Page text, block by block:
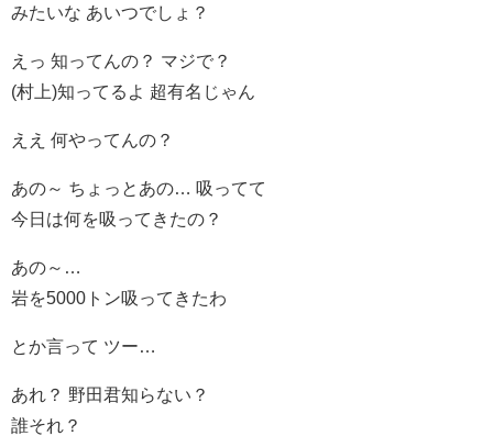
みたいな あいつでしょ？
えっ 知ってんの？ マジで？
(村上)知ってるよ 超有名じゃん
ええ 何やってんの？
あの～ ちょっとあの… 吸ってて
今日は何を吸ってきたの？
あの～…
岩を5000トン吸ってきたわ
とか言って ツー…
あれ？ 野田君知らない？
誰それ？